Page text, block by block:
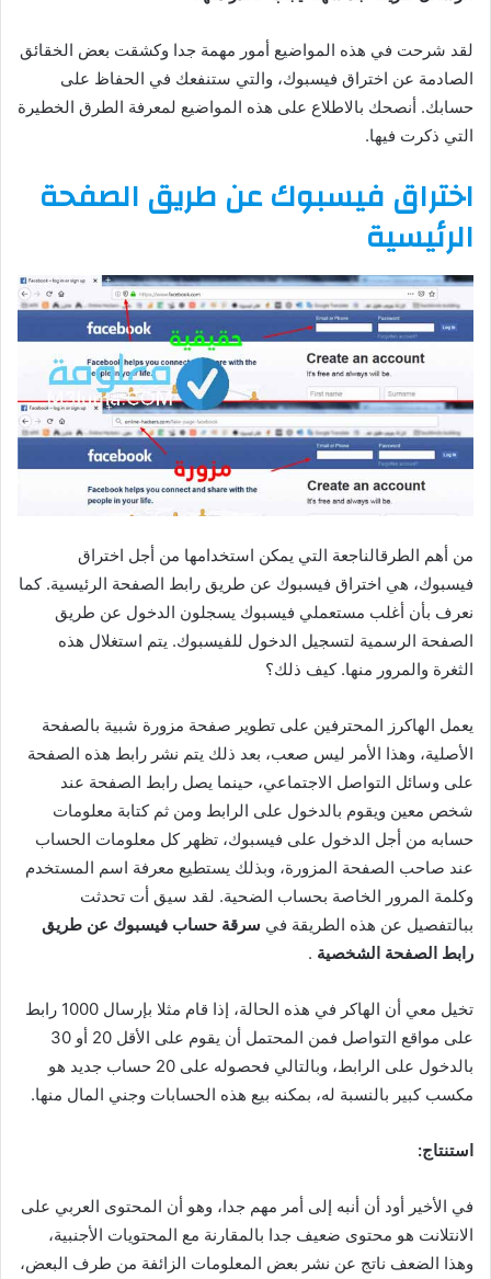
لقد شرحت في هذه المواضيع أمور مهمة جدا وكشقت بعض الخقائق
الصادمة عن اختراق فيسبوك، والتي ستنفعك في الحفاظ على
حسابك. أنصحك بالاطلاع على هذه المواضيع لمعرفة الطرق الخطيرة
التي ذكرت فيها.
اختراق فيسبوك عن طريق الصفحة
الرئيسية
من أهم الطرقالناجعة التي يمكن استخدامها من أجل اختراق
فيسبوك، هي اختراق فيسبوك عن طريق رابط الصفحة الرئيسية. كما
نعرف بأن أغلب مستعملي فيسبوك يسجلون الدخول عن طريق
الصفحة الرسمية لتسجيل الدخول للفيسبوك. يتم استغلال هذه
الثغرة والمرور منها. كيف ذلك؟
يعمل الهاكرز المحترفين على تطوير صفحة مزورة شبية بالصفحة
الأصلية، وهذا الأمر ليس صعب، بعد ذلك يتم نشر رابط هذه الصفحة
على وسائل التواصل الاجتماعي، حينما يصل رابط الصفحة عند
شخص معين ويقوم بالدخول على الرابط ومن ثم كتابة معلومات
حسابه من أجل الدخول على فيسبوك، تظهر كل معلومات الحساب
عند صاحب الصفحة المزورة، وبذلك يستطيع معرفة اسم المستخدم
وكلمة المرور الخاصة بحساب الضحية. لقد سيق أت تحدثت
ببالتفصيل عن هذه الطريقة في سرقة حساب فيسبوك عن طريق
رابط الصفحة الشخصية .
تخيل معي أن الهاكر في هذه الحالة، إذا قام مثلا بإرسال 1000 رابط
على مواقع التواصل فمن المحتمل أن يقوم على الأقل 20 أو 30
بالدخول على الرابط، وبالتالي فحصوله على 20 حساب جديد هو
مكسب كبير بالنسبة له، بمكنه بيع هذه الحسابات وجني المال منها.
استنتاج:
في الأخير أود أن أنبه إلى أمر مهم جدا، وهو أن المحتوى العربي على
الانتلانت هو محتوى ضعيف جدا بالمقارنة مع المحتويات الأجنبية،
وهذا الضعف ناتج عن نشر بعض المعلومات الزائفة من طرف البعض،